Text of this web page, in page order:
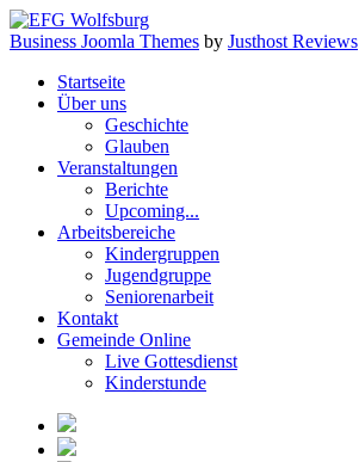
Business Joomla Themes by Justhost Reviews
Startseite
Über uns
Geschichte
Glauben
Veranstaltungen
Berichte
Upcoming...
Arbeitsbereiche
Kindergruppen
Jugendgruppe
Seniorenarbeit
Kontakt
Gemeinde Online
Live Gottesdienst
Kinderstunde